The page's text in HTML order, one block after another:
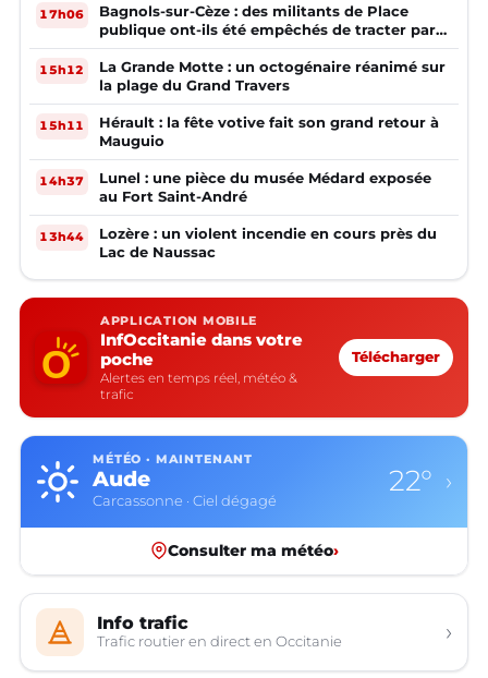
17h06
Bagnols-sur-Cèze : des militants de Place
publique ont-ils été empêchés de tracter par
la mairie ?
15h12
La Grande Motte : un octogénaire réanimé sur
la plage du Grand Travers
15h11
Hérault : la fête votive fait son grand retour à
Mauguio
14h37
Lunel : une pièce du musée Médard exposée
au Fort Saint-André
13h44
Lozère : un violent incendie en cours près du
Lac de Naussac
APPLICATION MOBILE
InfOccitanie dans votre
poche
Alertes en temps réel, météo &
trafic
Télécharger
MÉTÉO · MAINTENANT
Aude
Carcassonne · Ciel dégagé
22° ›
Consulter ma météo›
Info trafic
Trafic routier en direct en Occitanie ›